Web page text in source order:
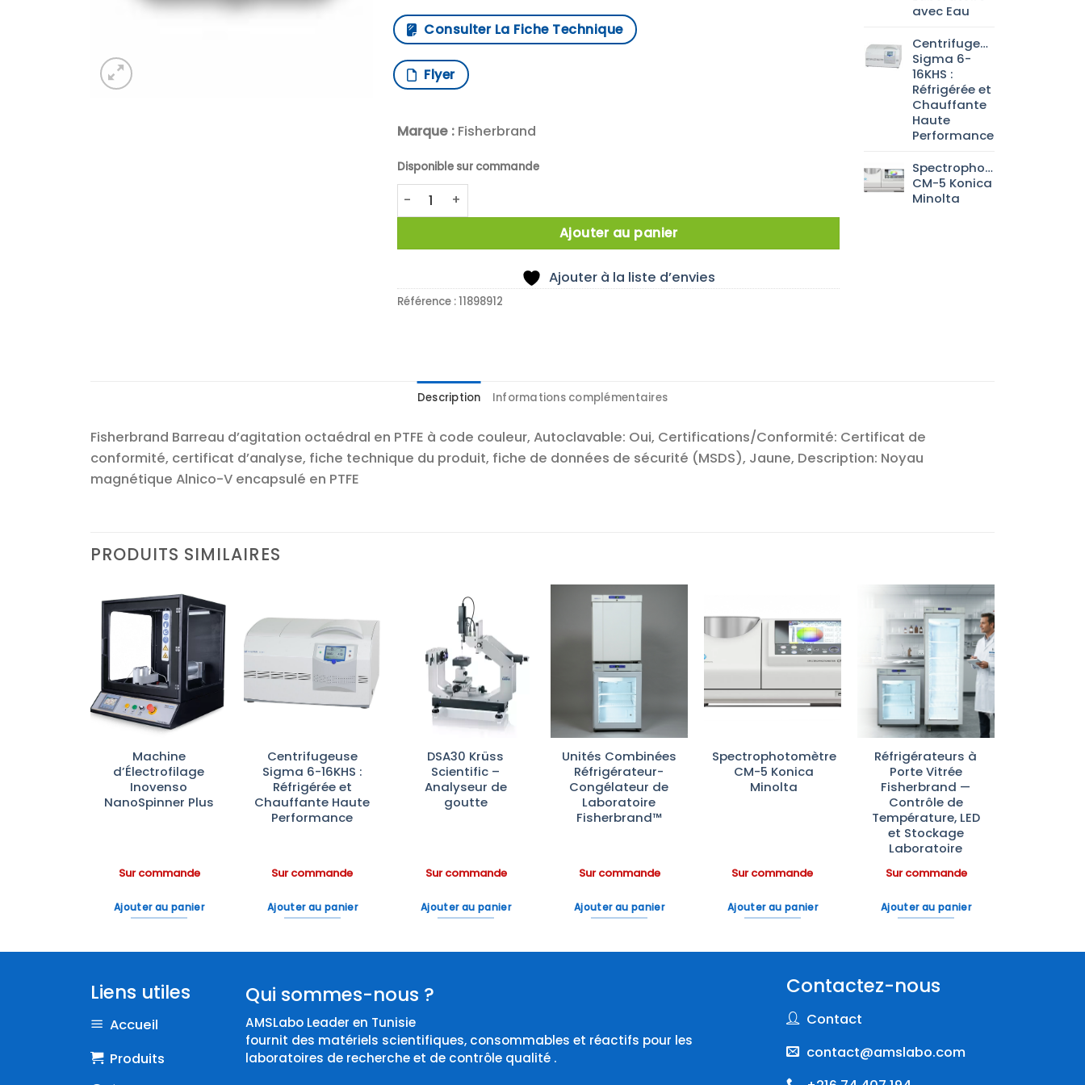
Consulter La Fiche Technique
Flyer
Marque :Fisherbrand
Disponible sur commande
quantité de X10 BARABAG JAUNE 15X8MM
Ajouter au panier
Ajouter à la liste d’envies
Référence :11898912
avec Eau
Centrifugeuse
Sigma 6-
16KHS :
Réfrigérée et
Chauffante
Haute
Performance
Spectrophotomètre
CM-5 Konica
Minolta
Description Informations complémentaires
Fisherbrand Barreau d’agitation octaédral en PTFE à code couleur, Autoclavable: Oui, Certifications/Conformité: Certificat de
conformité, certificat d’analyse, fiche technique du produit, fiche de données de sécurité (MSDS), Jaune, Description: Noyau
magnétique Alnico-V encapsulé en PTFE
PRODUITS SIMILAIRES
Ajouter
à la liste
d’envies
Machine
d’Électrofilage
Inovenso
NanoSpinner Plus
Sur commande
Ajouter au panier
Ajouter
d’envies
Centrifugeuse
Sigma 6-16KHS :
Réfrigérée et
Chauffante Haute
Performance
Sur commande
Ajouter au panier
Ajouter
à la liste
d’envies
DSA30 Krüss
Scientific –
Analyseur de
goutte
Sur commande
Ajouter au panier
Ajouter
à la liste
Unités Combinées
Réfrigérateur-
Congélateur de
Laboratoire
Fisherbrand™
Sur commande
Ajouter au panier
Ajouter
Spectrophotomètre
CM-5 Konica
Minolta
Sur commande
Ajouter au panier
Ajouter
à la liste
d’envies
Réfrigérateurs à
Porte Vitrée
Fisherbrand —
Contrôle de
Température, LED
et Stockage
Laboratoire
Sur commande
Ajouter au panier
Liens utiles
Accueil
Produits
Qui sommes-nous ?
AMSLabo Leader en Tunisie
fournit des matériels scientifiques, consommables et réactifs pour les
laboratoires de recherche et de contrôle qualité .
Contactez-nous
Contact
contact@amslabo.com